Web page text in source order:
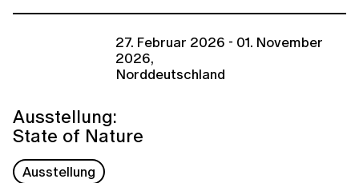
27. Februar 2026 - 01. November
2026,
Norddeutschland
Ausstellung:
State of Nature
Ausstellung